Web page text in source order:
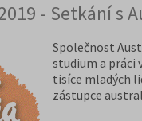
- Setkání s
Společnost
studium a práci
tisíce mladých
zástupce